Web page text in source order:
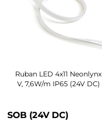
Ruban LED 4x11 Neonlynx
V, 7,6W/m IP65 (24V DC)
SOB (24V DC)